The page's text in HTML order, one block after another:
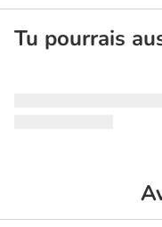
Tu pourrais